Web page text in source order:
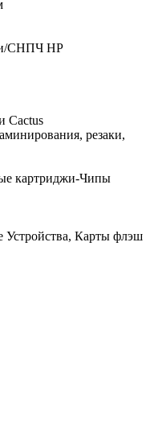
СНПЧ HP
Cactus
резаки,
картриджи-Чипы
Устройства, Карты флэш